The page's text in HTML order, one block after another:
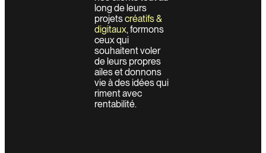
long de leurs
projetscréatifs &
digitaux, formons
ceux qui
souhaitent voler
de leurs propres
ailes et donnons
vie à des idées qui
riment avec
rentabilité.